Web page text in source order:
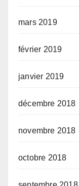
mars 2019
février 2019
janvier 2019
décembre 2018
novembre 2018
octobre 2018